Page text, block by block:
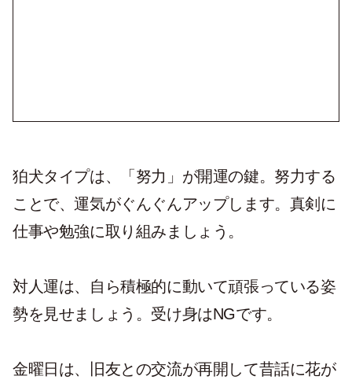
狛犬タイプは、「努力」が開運の鍵。努力する
ことで、運気がぐんぐんアップします。真剣に
仕事や勉強に取り組みましょう。
対人運は、自ら積極的に動いて頑張っている姿
勢を見せましょう。受け身はNGです。
金曜日は、旧友との交流が再開して昔話に花が